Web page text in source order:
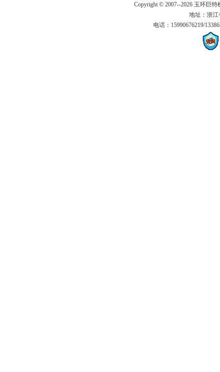
Copyright © 2007--2026 玉环巨特
地址：浙
电话：15990676219/